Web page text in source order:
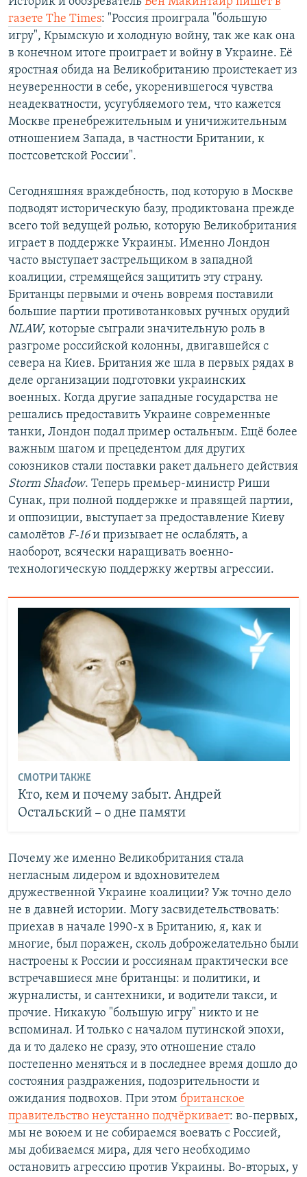
газете The Times: "Россия проиграла "большую
игру", Крымскую и холодную войну, так же как она
в конечном итоге проиграет и войну в Украине. Её
яростная обида на Великобританию проистекает из
неуверенности в себе, укоренившегося чувства
неадекватности, усугубляемого тем, что кажется
Москве пренебрежительным и уничижительным
отношением Запада, в частности Британии, к
постсоветской России".
Сегодняшняя враждебность, под которую в Москве
подводят историческую базу, продиктована прежде
всего той ведущей ролью, которую Великобритания
играет в поддержке Украины. Именно Лондон
часто выступает застрельщиком в западной
коалиции, стремящейся защитить эту страну.
Британцы первыми и очень вовремя поставили
большие партии противотанковых ручных орудий
NLAW, которые сыграли значительную роль в
разгроме российской колонны, двигавшейся с
севера на Киев. Британия же шла в первых рядах в
деле организации подготовки украинских
военных. Когда другие западные государства не
решались предоставить Украине современные
танки, Лондон подал пример остальным. Ещё более
важным шагом и прецедентом для других
союзников стали поставки ракет дальнего действия
Storm Shadow. Теперь премьер-министр Риши
Сунак, при полной поддержке и правящей партии,
и оппозиции, выступает за предоставление Киеву
самолётов F-16и призывает не ослаблять, а
наоборот, всячески наращивать военно-
технологическую поддержку жертвы агрессии.
СМОТРИ ТАКЖЕ
Кто, кем и почему забыт. Андрей
Остальский – о дне памяти
Почему же именно Великобритания стала
негласным лидером и вдохновителем
дружественной Украине коалиции? Уж точно дело
не в давней истории. Могу засвидетельствовать:
приехав в начале 1990-х в Британию, я, как и
многие, был поражен, сколь доброжелательно были
настроены к России и россиянам практически все
встречавшиеся мне британцы: и политики, и
журналисты, и сантехники, и водители такси, и
прочие. Никакую "большую игру" никто и не
вспоминал. И только с началом путинской эпохи,
да и то далеко не сразу, это отношение стало
постепенно меняться и в последнее время дошло до
состояния раздражения, подозрительности и
ожидания подвохов. При этом британское
правительство неустанно подчёркивает: во-первых,
мы не воюем и не собираемся воевать с Россией,
мы добиваемся мира, для чего необходимо
остановить агрессию против Украины. Во-вторых, у